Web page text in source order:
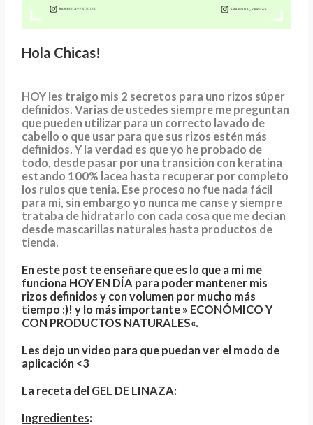
Hola Chicas!
HOY les traigo mis 2 secretos para uno rizos súper
definidos. Varias de ustedes siempre me preguntan
que pueden utilizar para un correcto lavado de
cabello o que usar para que sus rizos estén más
definidos. Y la verdad es que yo he probado de
todo, desde pasar por una transición con keratina
estando 100% lacea hasta recuperar por completo
los rulos que tenia. Ese proceso no fue nada fácil
para mi, sin embargo yo nunca me canse y siempre
trataba de hidratarlo con cada cosa que me decían
desde mascarillas naturales hasta productos de
tienda.
En este post te enseñare que es lo que a mi me
funciona HOY EN DÍA para poder mantener mis
rizos definidos y con volumen por mucho más
tiempo :)! y lo más importante » ECONÓMICO Y
CON PRODUCTOS NATURALES«.
Les dejo un video para que puedan ver el modo de
aplicación <3
La receta del GEL DE LINAZA:
Ingredientes: